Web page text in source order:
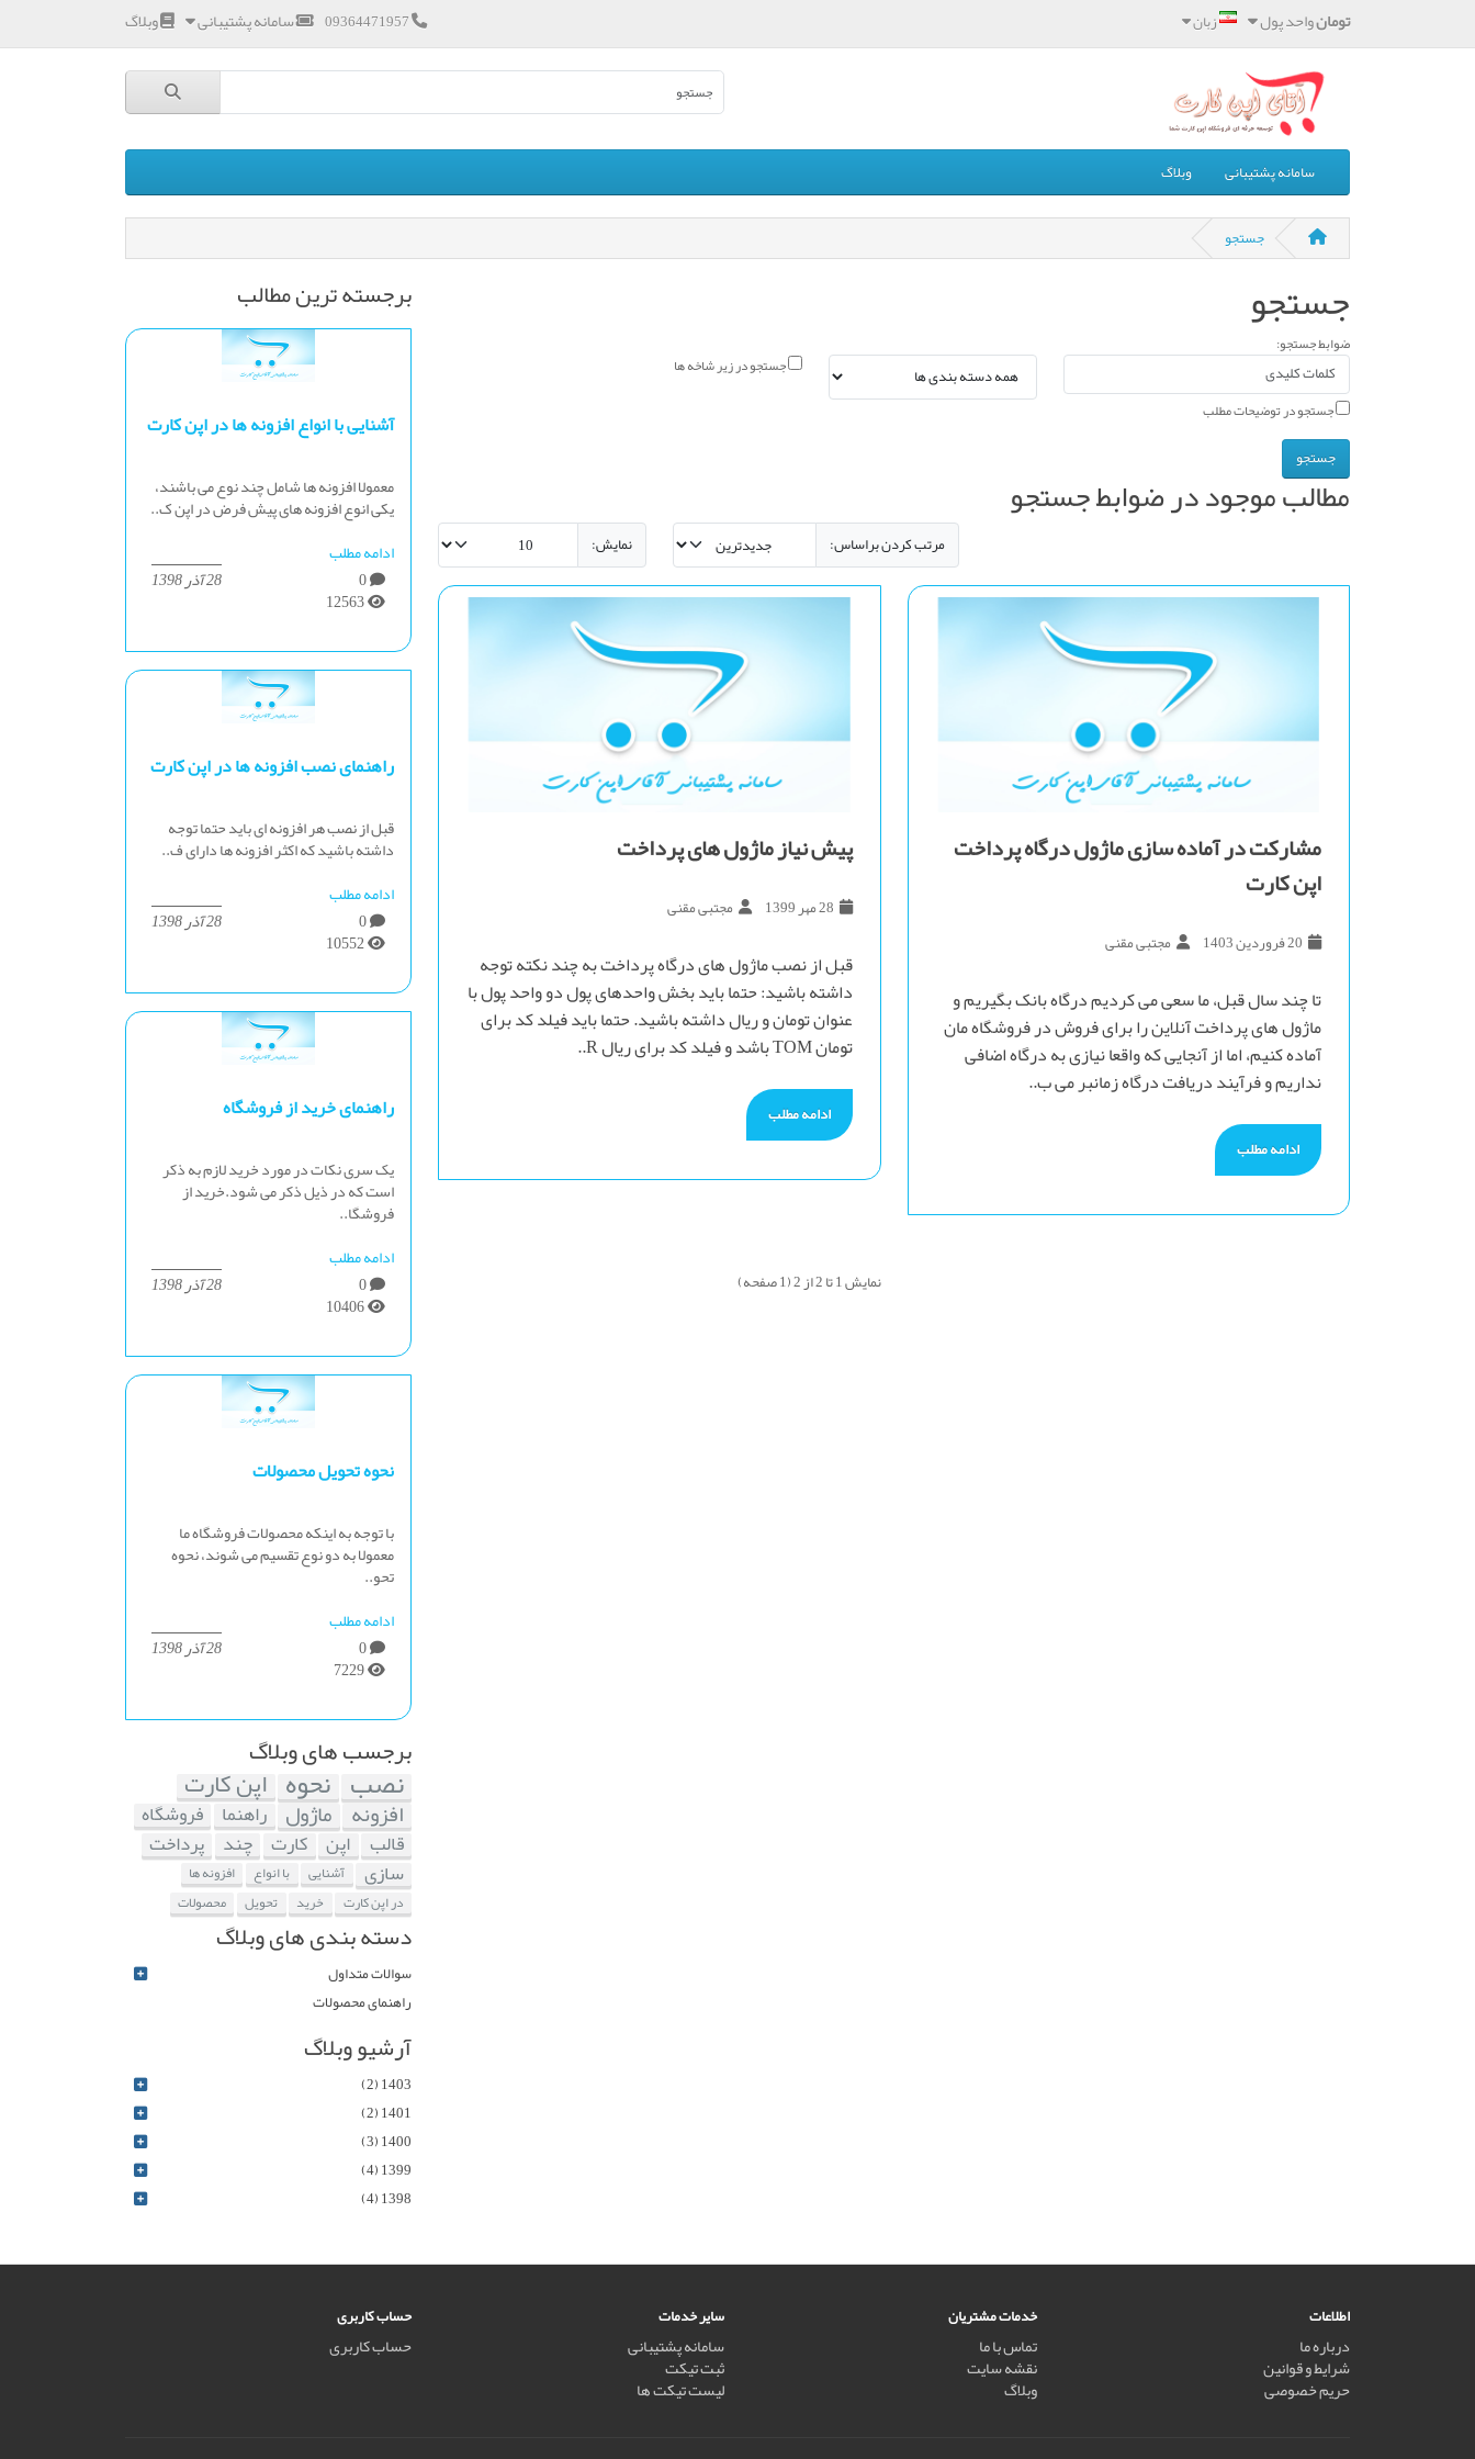
تومانواحد پول زبان 09364471957 سامانه پشتیبانی وبلاگ
سامانه پشتیبانی وبلاگ
جستجو
جستجو
ضوابط جستجو:
جستجو در زیر شاخه ها
جستجو در توضیحات مطلب
مطالب موجود در ضوابط جستجو
مرتب کردن براساس: نمایش:
مشارکت در آماده سازی ماژول درگاه پرداخت
اپن کارت
20 فروردین 1403 مجتبی مقنی
تا چند سال قبل، ما سعی می کردیم درگاه بانک بگیریم و
ماژول های پرداخت آنلاین را برای فروش در فروشگاه مان
آماده کنیم، اما از آنجایی که واقعا نیازی به درگاه اضافی
نداریم و فرآیند دریافت درگاه زمانبر می ب..
ادامه مطلب
پیش نیاز ماژول های پرداخت
28 مهر 1399 مجتبی مقنی
قبل از نصب ماژول های درگاه پرداخت به چند نکته توجه
داشته باشید: حتما باید بخش واحدهای پول دو واحد پول با
عنوان تومان و ریال داشته باشید. حتما باید فیلد کد برای
تومان TOM باشد و فیلد کد برای ریال R..
ادامه مطلب
نمایش 1 تا 2 از 2 (1 صفحه)
برجسته ترین مطالب
آشنایی با انواع افزونه ها در اپن کارت
معمولا افزونه ها شامل چند نوع می باشند،
یکی انوع افزونه های پیش فرض در اپن ک..
ادامه مطلب
0
12563
28 آذر 1398
راهنمای نصب افزونه ها در اپن کارت
قبل از نصب هر افزونه ای باید حتما توجه
داشته باشید که اکثر افزونه ها دارای ف..
ادامه مطلب
0
10552
28 آذر 1398
راهنمای خرید از فروشگاه
یک سری نکات در مورد خرید لازم به ذکر
است که در ذیل ذکر می شود.خرید از
فروشگا..
ادامه مطلب
0
10406
28 آذر 1398
نحوه تحویل محصولات
با توجه به اینکه محصولات فروشگاه ما
معمولا به دو نوع تقسیم می شوند، نحوه
تحو..
ادامه مطلب
0
7229
28 آذر 1398
برجسب های وبلاگ
نصب نحوه اپن کارت
افزونه ماژول راهنما فروشگاه
قالب اپن کارت چند پرداخت
سازی آشنایی با انواع
افزونه ها
در اپن کارت
خرید تحویل محصولات
دسته بندی های وبلاگ
سوالات متداول
راهنمای محصولات
آرشیو وبلاگ
1403 (2)
1401 (2)
1400 (3)
1399 (4)
1398 (4)
اطلاعات
درباره ما
شرایط و قوانین
حریم خصوصی
خدمات مشتریان
تماس با ما
نقشه سایت
وبلاگ
سایر خدمات
سامانه پشتیبانی
ثبت تیکت
لیست تیکت ها
حساب کاربری
حساب کاربری